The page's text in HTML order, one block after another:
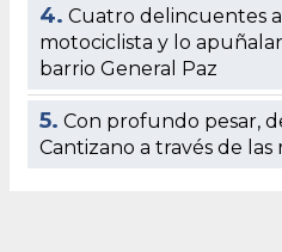
4. Cuatro delincuentes
motociclista y lo
barrio General Paz
5. Con profundo pesar,
Cantizano a través de las